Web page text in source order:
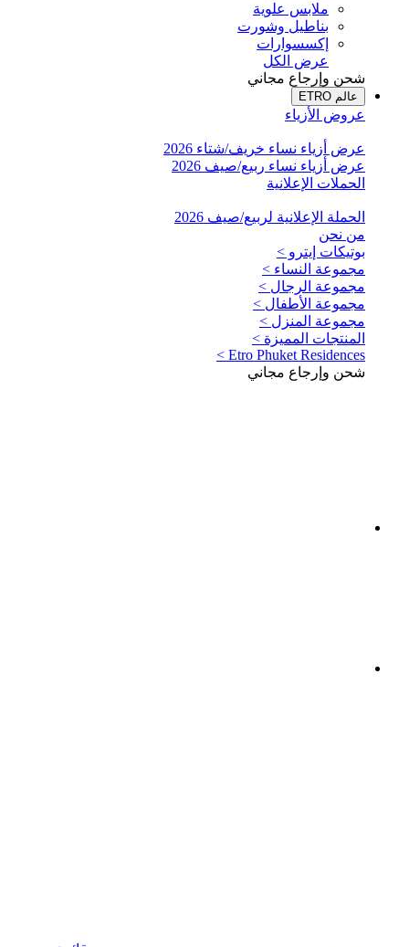
ملابس علوية
بناطيل وشورت
إكسسوارات
عرض الكل
شحن وإرجاع مجاني
عالم ETRO
عروض الأزياء
عرض أزياء نساء خريف/شتاء 2026
عرض أزياء نساء ربيع/صيف 2026
الحملات الإعلانية
الحملة الإعلانية لربيع/صيف 2026
من نحن
بوتيكات إيترو >
مجموعة النساء >
مجموعة الرجال >
مجموعة الأطفال >
مجموعة المنزل >
المنتجات المميزة >
Etro Phuket Residences >
شحن وإرجاع مجاني